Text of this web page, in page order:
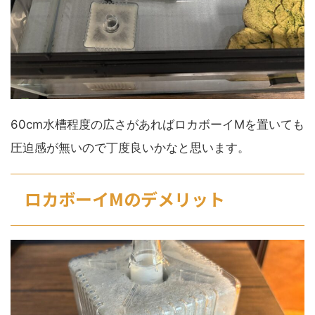
60cm水槽程度の広さがあればロカボーイMを置いても
圧迫感が無いので丁度良いかなと思います。
ロカボーイMのデメリット